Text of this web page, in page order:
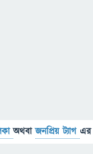
অথবাজনপ্রিয় ট্যাগ এর